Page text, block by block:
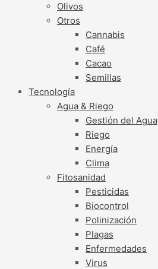
Olivos
Otros
Cannabis
Café
Cacao
Semillas
Tecnología
Agua & Riego
Gestión del Agua
Riego
Energía
Clima
Fitosanidad
Pesticidas
Biocontrol
Polinización
Plagas
Enfermedades
Virus